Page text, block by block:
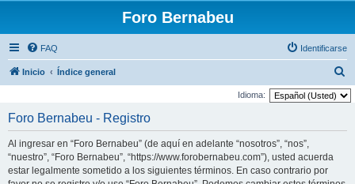
Foro Bernabeu
FAQ Identificarse
Inicio Índice general
u
Idioma:
Foro Bernabeu - Registro
Al ingresar en “Foro Bernabeu” (de aquí en adelante “nosotros”, “nos”,
“nuestro”, “Foro Bernabeu”, “https://www.forobernabeu.com”), usted acuerda
estar legalmente sometido a los siguientes términos. En caso contrario por